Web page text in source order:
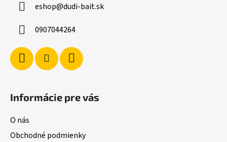
eshop@dudi-bait.sk
0907044264
Informácie pre vás
O nás
Obchodné podmienky